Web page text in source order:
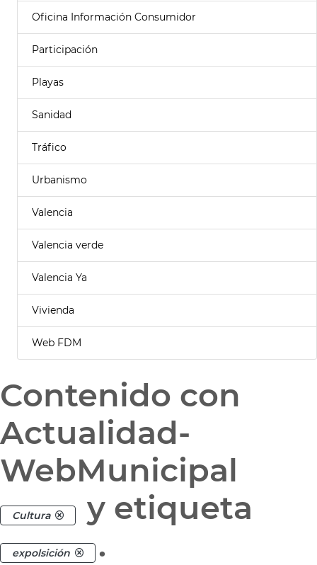
Oficina Información Consumidor
Participación
Playas
Sanidad
Tráfico
Urbanismo
Valencia
Valencia verde
Valencia Ya
Vivienda
Web FDM
Contenido con
Actualidad-
WebMunicipal
Cultura y etiqueta
expolsición .